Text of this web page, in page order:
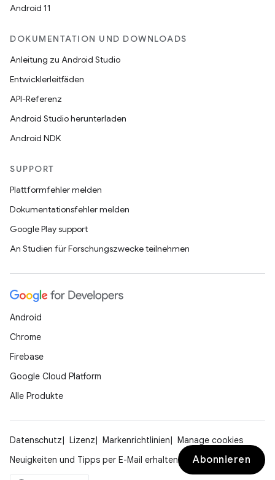
Android 11
DOKUMENTATION UND DOWNLOADS
Anleitung zu Android Studio
Entwicklerleitfäden
API-Referenz
Android Studio herunterladen
Android NDK
SUPPORT
Plattformfehler melden
Dokumentationsfehler melden
Google Play support
An Studien für Forschungszwecke teilnehmen
Android
Chrome
Firebase
Google Cloud Platform
Alle Produkte
Datenschutz Lizenz Markenrichtlinien
Manage cookies
Neuigkeiten und Tipps per E-Mail erhalten
Abonnieren